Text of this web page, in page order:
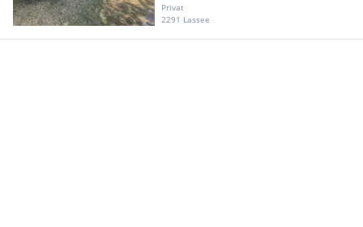
Privat
2291 Lassee